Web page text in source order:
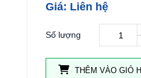
Giá: Liên hệ
Số lượng
THÊM VÀO GIỎ